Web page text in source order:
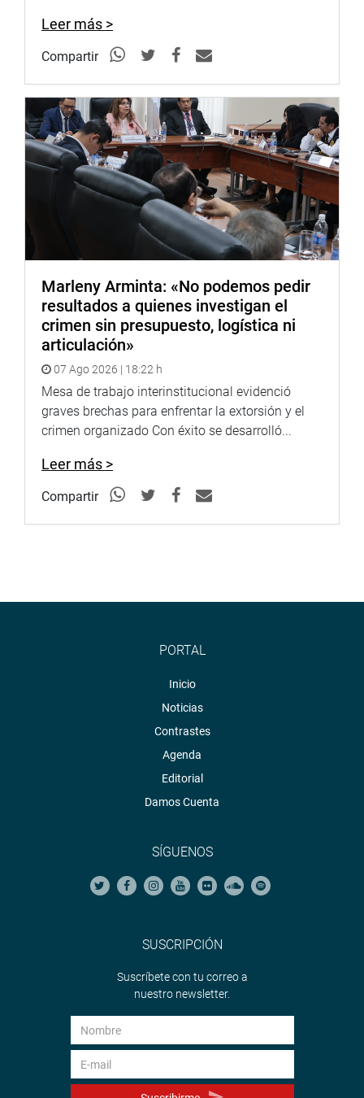
Leer más >
Compartir
Marleny Arminta: «No podemos pedir
resultados a quienes investigan el
crimen sin presupuesto, logística ni
articulación»
07 Ago 2026 | 18:22 h
Mesa de trabajo interinstitucional evidenció
graves brechas para enfrentar la extorsión y el
crimen organizado Con éxito se desarrolló...
Leer más >
Compartir
PORTAL
Inicio
Noticias
Contrastes
Agenda
Editorial
Damos Cuenta
SÍGUENOS
SUSCRIPCIÓN
Suscríbete con tu correo a
nuestro newsletter.